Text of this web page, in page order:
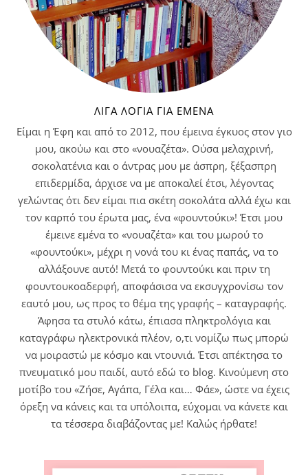
ΛΊΓΑ ΛΌΓΙΑ ΓΙΑ ΕΜΈΝΑ
Είμαι η Έφη και από το 2012, που έμεινα έγκυος στον γιο
μου, ακούω και στο «νουαζέτα». Ούσα μελαχρινή,
σοκολατένια και ο άντρας μου με άσπρη, ξέξασπρη
επιδερμίδα, άρχισε να με αποκαλεί έτσι, λέγοντας
γελώντας ότι δεν είμαι πια σκέτη σοκολάτα αλλά έχω και
τον καρπό του έρωτα μας, ένα «φουντούκι»! Έτσι μου
έμεινε εμένα το «νουαζέτα» και του μωρού το
«φουντούκι», μέχρι η νονά του κι ένας παπάς, να το
αλλάξουνε αυτό! Μετά το φουντούκι και πριν τη
φουντουκοαδερφή, αποφάσισα να εκσυγχρονίσω τον
εαυτό μου, ως προς το θέμα της γραφής – καταγραφής.
Άφησα τα στυλό κάτω, έπιασα πληκτρολόγια και
καταγράφω ηλεκτρονικά πλέον, ο,τι νομίζω πως μπορώ
να μοιραστώ με κόσμο και ντουνιά. Έτσι απέκτησα το
πνευματικό μου παιδί, αυτό εδώ το blog. Κινούμενη στο
μοτίβο του «Ζήσε, Αγάπα, Γέλα και… Φάε», ώστε να έχεις
όρεξη να κάνεις και τα υπόλοιπα, εύχομαι να κάνετε και
τα τέσσερα διαβάζοντας με! Καλώς ήρθατε!